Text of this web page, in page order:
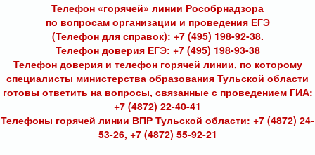
Телефон «горячей» линии Рособрнадзора
по вопросам организации и проведения ЕГЭ
(Телефон для справок): +7 (495) 198-92-38.
Телефон доверия ЕГЭ: +7 (495) 198-93-38
Телефон доверия и телефон горячей линии, по которому
специалисты министерства образования Тульской области
готовы ответить на вопросы, связанные с проведением ГИА:
+7 (4872) 22-40-41
Телефоны горячей линии ВПР Тульской области: +7 (4872) 24-
53-26, +7 (4872) 55-92-21